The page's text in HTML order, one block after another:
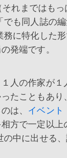
それまではも
でも同人誌の
に特化した
発端です。
人の作家が１
たこともあり
は、 イベント
方で一定以上
の中に出せる